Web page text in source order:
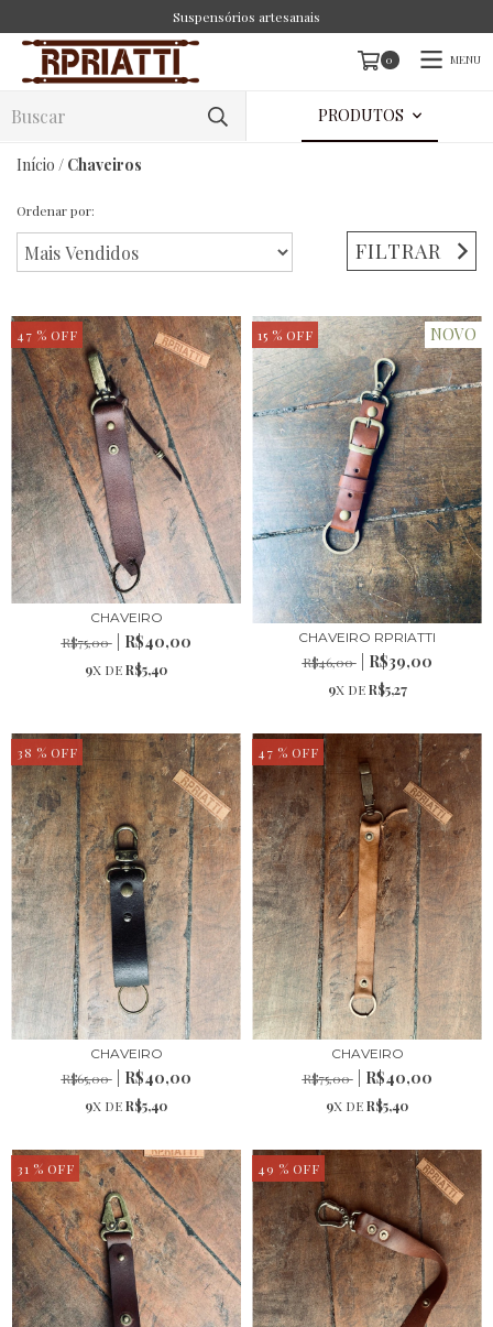
Suspensórios artesanais
0 MENU
PRODUTOS
Início / Chaveiros
Ordenar por:
FILTRAR
47 % OFF
CHAVEIRO
R$75,00 R$40,00
9X DER$5,40
15 % OFF NOVO
CHAVEIRO RPRIATTI
R$46,00 R$39,00
9X DER$5,27
38 % OFF
CHAVEIRO
R$65,00 R$40,00
9X DER$5,40
47 % OFF
CHAVEIRO
R$75,00 R$40,00
9X DER$5,40
31 % OFF 49 % OFF